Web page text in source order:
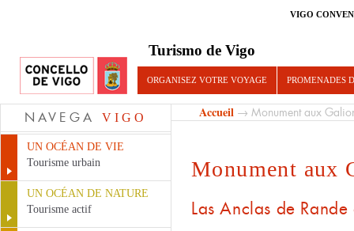
VIGO
Turismo de Vigo
ORGANISEZ VOTRE VOYAGE PROMENADES
NAVEGA VIGO
UN OCÉAN DE VIE
Tourisme urbain
UN OCÉAN DE NATURE
Tourisme actif
Accueil → Monument aux
Monument aux
Las Anclas de